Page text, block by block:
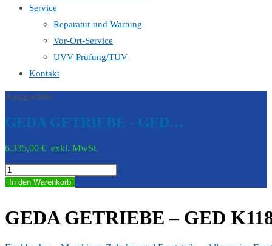
Service
Reparatur und Wartung
Vor-Ort-Service
UVV Prüfung/TÜV
Kontakt
Ausgewählt:
GEDA GETRIEBE - GED…
6.335,00 € exkl. MwSt.
GEDA
GETRIEBE
-
K11875
Menge
In den Warenkorb
GEDA GETRIEBE – GED